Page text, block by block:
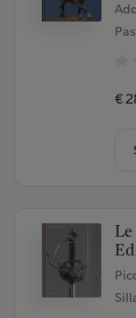
€
Le